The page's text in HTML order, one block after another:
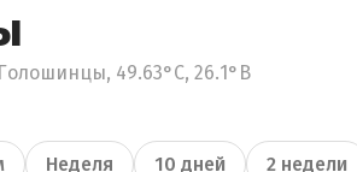
49.63°С, 26.1°В
Неделя 10 дней 2 недели